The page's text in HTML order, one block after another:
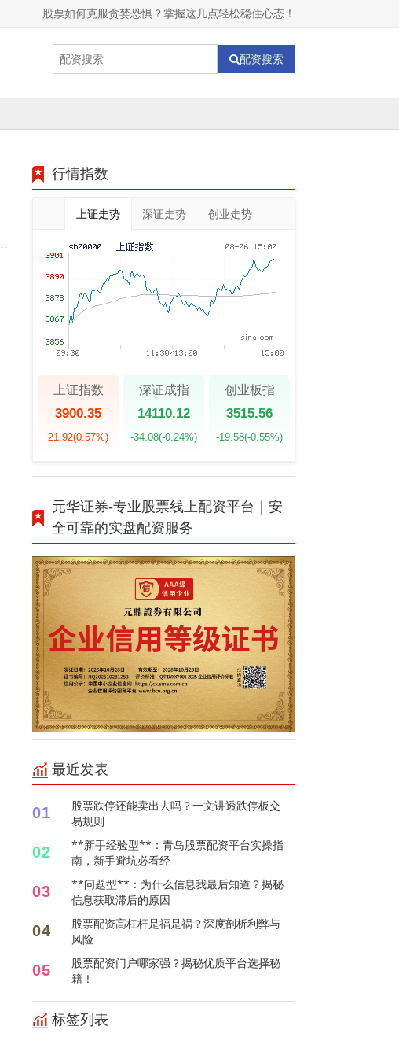
股票如何克服贪婪恐惧？掌握这几点轻松稳住心态！
配资搜索
行情指数
上证走势 深证走势 创业走势
上证指数
3900.35
21.92(0.57%)
深证成指
14110.12
-34.08(-0.24%)
创业板指
3515.56
-19.58(-0.55%)
元华证券-专业股票线上配资平台｜安
全可靠的实盘配资服务
最近发表
01
股票跌停还能卖出去吗？一文讲透跌停板交
易规则
02
**新手经验型**：青岛股票配资平台实操指
南，新手避坑必看经
03
**问题型**：为什么信息我最后知道？揭秘
信息获取滞后的原因
04
股票配资高杠杆是福是祸？深度剖析利弊与
风险
05
股票配资门户哪家强？揭秘优质平台选择秘
籍！
标签列表